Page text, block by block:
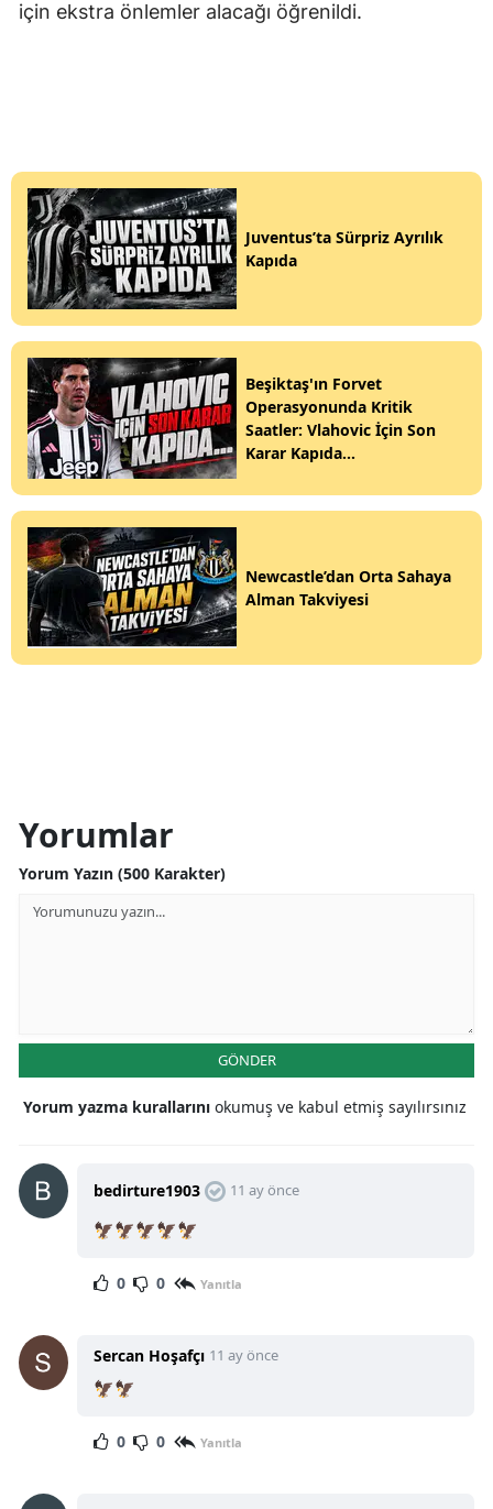
için ekstra önlemler alacağı öğrenildi.
Juventus’ta Sürpriz Ayrılık
Kapıda
Beşiktaş'ın Forvet
Operasyonunda Kritik
Saatler: Vlahovic İçin Son
Karar Kapıda...
Newcastle’dan Orta Sahaya
Alman Takviyesi
Yorumlar
Yorum Yazın (500 Karakter)
GÖNDER
Yorum yazma kurallarını okumuş ve kabul etmiş sayılırsınız
bedirture1903 11 ay önce
🦅🦅🦅🦅🦅
0 0 Yanıtla
Sercan Hoşafçı 11 ay önce
🦅🦅
0 0 Yanıtla